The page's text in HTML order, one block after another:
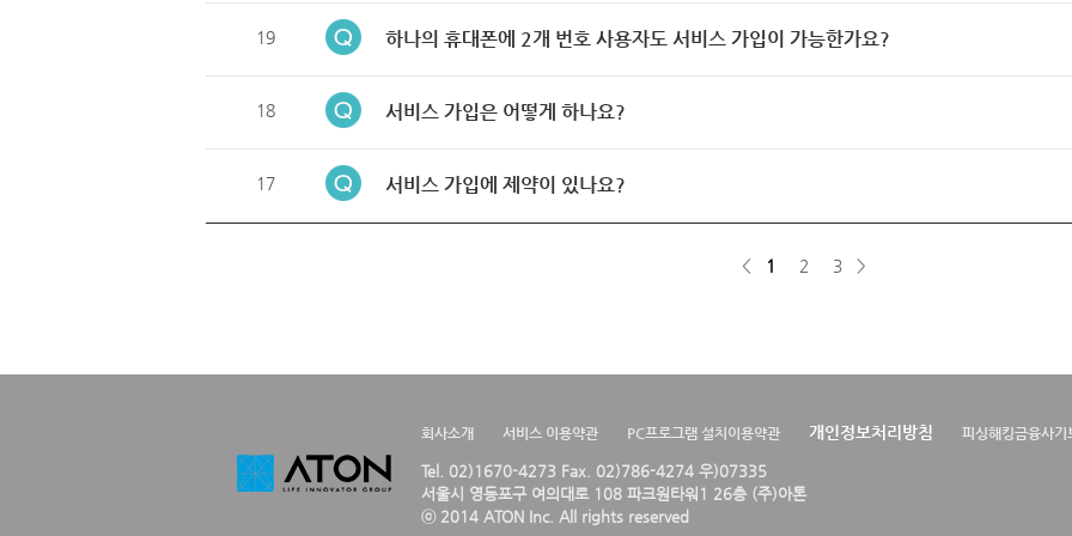
19 하나의 휴대폰에 2개 번호 사용자도 서비스 가입이 가능한가요?
18 서비스 가입은 어떻게 하나요?
17 서비스 가입에 제약이 있나요?
< 1 2 3 >
회사소개 서비스 이용약관 PC프로그램 설치이용약관 개인정보처리방침 피싱해킹금융사기
Tel. 02)1670-4273 Fax. 02)786-4274 우)07335
서울시 영등포구 여의대로 108 파크원타워1 26층 (주)아톤
ⓒ 2014 ATON Inc. All rights reserved